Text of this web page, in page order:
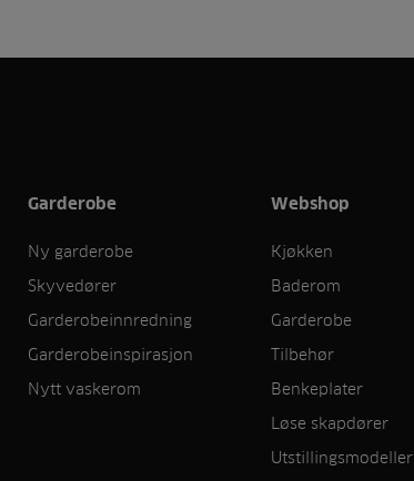
Garderobe
Ny garderobe
Skyvedører
Garderobeinnredning
Garderobeinspirasjon
Nytt vaskerom
Webshop
Kjøkken
Baderom
Garderobe
Tilbehør
Benkeplater
Løse skapdører
Utstillingsmodeller